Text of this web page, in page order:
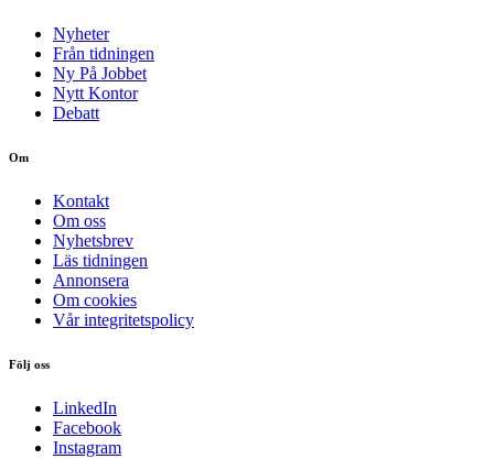
Nyheter
Från tidningen
Ny På Jobbet
Nytt Kontor
Debatt
Om
Kontakt
Om oss
Nyhetsbrev
Läs tidningen
Annonsera
Om cookies
Vår integritetspolicy
Följ oss
LinkedIn
Facebook
Instagram